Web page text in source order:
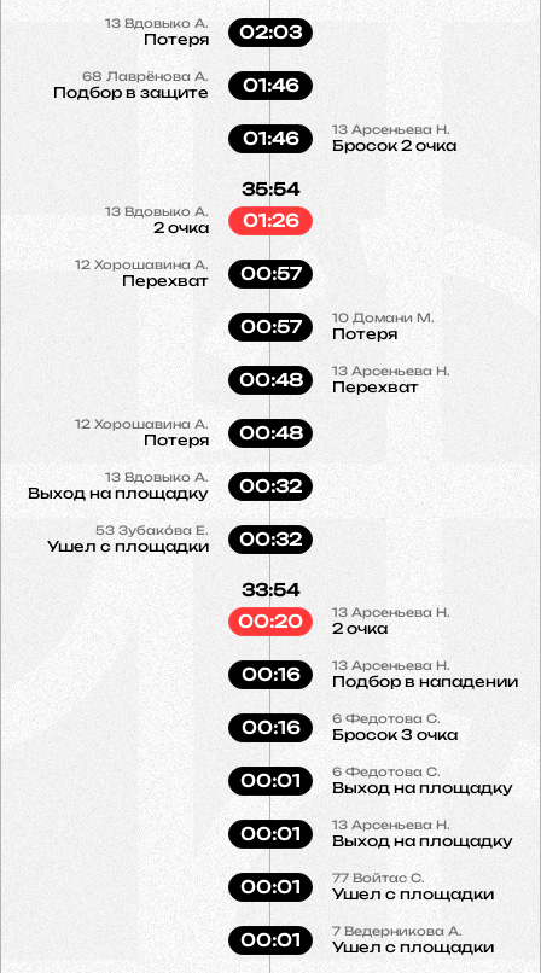
13 Вдовыко А.
Потеря 02:03
68 Лаврёнова А.
Подбор в защите 01:46
13 Арсеньева Н.
Бросок 2 очка
01:46
13 Вдовыко А.
2 очка
35:54
01:26
12 Хорошавина А.
Перехват 00:57
10 Домани М.
Потеря
00:57
13 Арсеньева Н.
Перехват
00:48
12 Хорошавина А.
Потеря 00:48
13 Вдовыко А.
Выход на площадку 00:32
53 Зубако́ва Е.
Ушел с площадки 00:32
13 Арсеньева Н.
2 очка
33:54
00:20
13 Арсеньева Н.
Подбор в нападении
00:16
6 Федотова С.
Бросок 3 очка
00:16
6 Федотова С.
Выход на площадку
00:01
13 Арсеньева Н.
Выход на площадку
00:01
77 Войтас С.
Ушел с площадки
00:01
7 Ведерникова А.
Ушел с площадки
00:01